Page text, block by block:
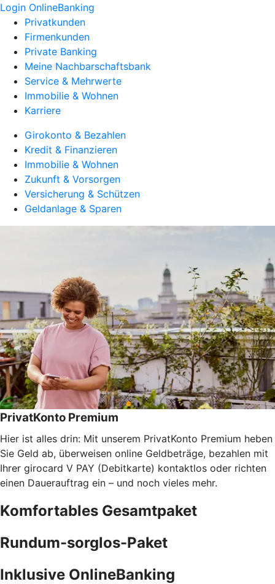
Login OnlineBanking
Privatkunden
Firmenkunden
Private Banking
Meine Nachbarschaftsbank
Service & Mehrwerte
Immobilie & Wohnen
Karriere
Girokonto & Bezahlen
Kredit & Finanzieren
Immobilie & Wohnen
Zukunft & Vorsorgen
Versicherung & Schützen
Geldanlage & Sparen
PrivatKonto Premium
Hier ist alles drin: Mit unserem PrivatKonto Premium heben
Sie Geld ab, überweisen online Geldbeträge, bezahlen mit
Ihrer girocard V PAY (Debitkarte) kontaktlos oder richten
einen Dauerauftrag ein – und noch vieles mehr.
Komfortables Gesamtpaket
Rundum-sorglos-Paket
Inklusive OnlineBanking